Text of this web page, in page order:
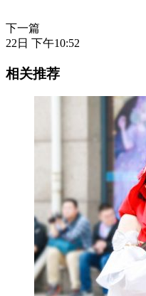
下一篇
22日 下午10:52
相关推荐